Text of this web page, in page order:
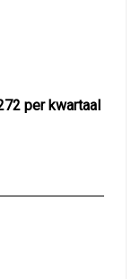
per kwartaal